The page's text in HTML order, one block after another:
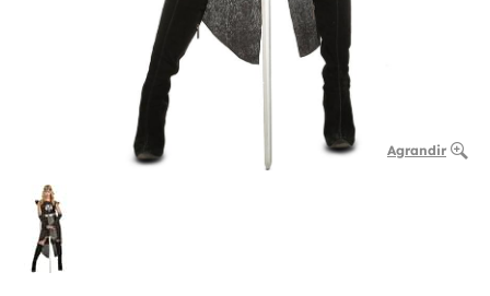
Agrandir